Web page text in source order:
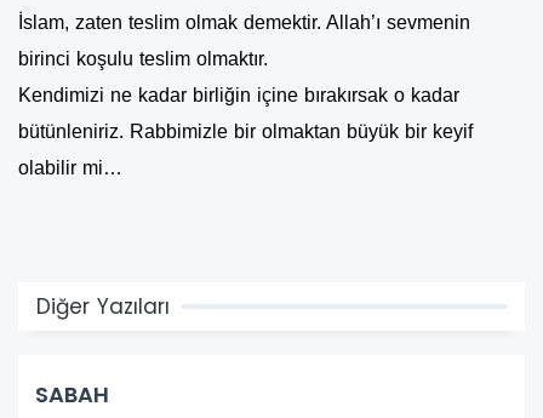
İslam, zaten teslim olmak demektir. Allah’ı sevmenin
birinci koşulu teslim olmaktır.
Kendimizi ne kadar birliğin içine bırakırsak o kadar
bütünleniriz. Rabbimizle bir olmaktan büyük bir keyif
olabilir mi…
Diğer Yazıları
SABAH